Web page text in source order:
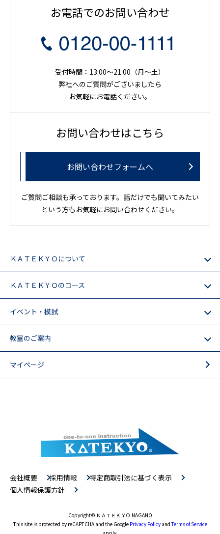
お電話でのお問い合わせ
受付時間：13:00～21:00（月〜土）
弊社へのご質問がございましたら
お気軽にお電話ください。
お問い合わせはこちら
お問い合わせフォームへ
ご質問ご相談も承っております。話だけでも聞いてみたい
という方もお気軽にお問い合わせください。
ＫＡＴＥＫＹＯについて
ＫＡＴＥＫＹＯのコース
イベント・模試
教室のご案内
マイページ
会社概要 採用情報
特定商取引法に基づく表示
個人情報保護方針
Copyright© ＫＡＴＥＫＹＯ NAGANO
This site is protected by reCAPTCHA and the Google Privacy PolicyandTerms of Service